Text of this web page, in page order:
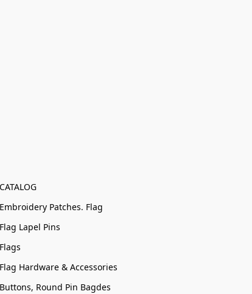
CATALOG
Embroidery Patches. Flag
Flag Lapel Pins
Flags
Flag Hardware & Accessories
Buttons, Round Pin Bagdes